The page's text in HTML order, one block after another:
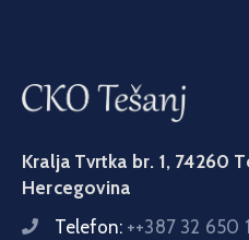
Kralja Tvrtka br. 1, 74260
Hercegovina
Telefon: ++387 32 650